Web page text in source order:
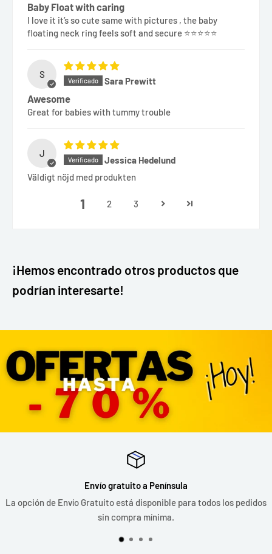
Baby Float with caring
I love it it’s so cute same with pictures , the baby
floating neck ring feels soft and secure ⭐️⭐️⭐️⭐️⭐️
S
Sara Prewitt
Awesome
Great for babies with tummy trouble
J
Jessica Hedelund
Väldigt nöjd med produkten
1 2 3
¡Hemos encontrado otros productos que
podrían interesarte!
Envío gratuito a Península
La opción de Envío Gratuito está disponible para todos los pedidos
sin compra mínima.